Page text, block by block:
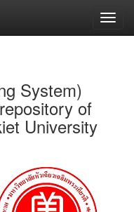
System)
of
University